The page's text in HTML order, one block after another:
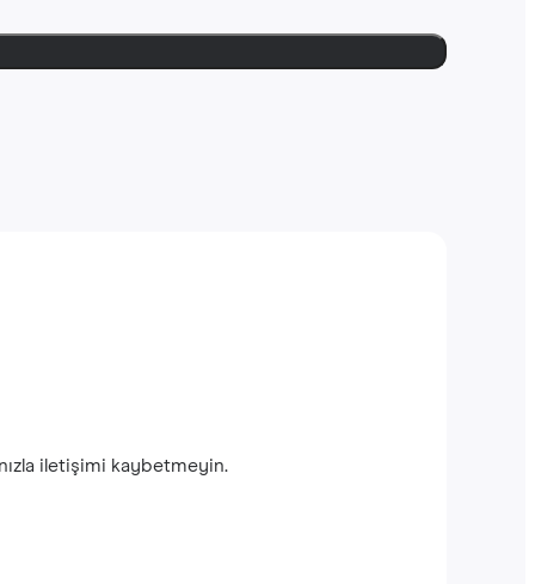
iletişimi kaybetmeyin.